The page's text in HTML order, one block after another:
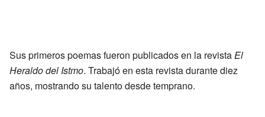
Sus primeros poemas fueron publicados en la revistaEl
Heraldo del Istmo. Trabajó en esta revista durante diez
años, mostrando su talento desde temprano.